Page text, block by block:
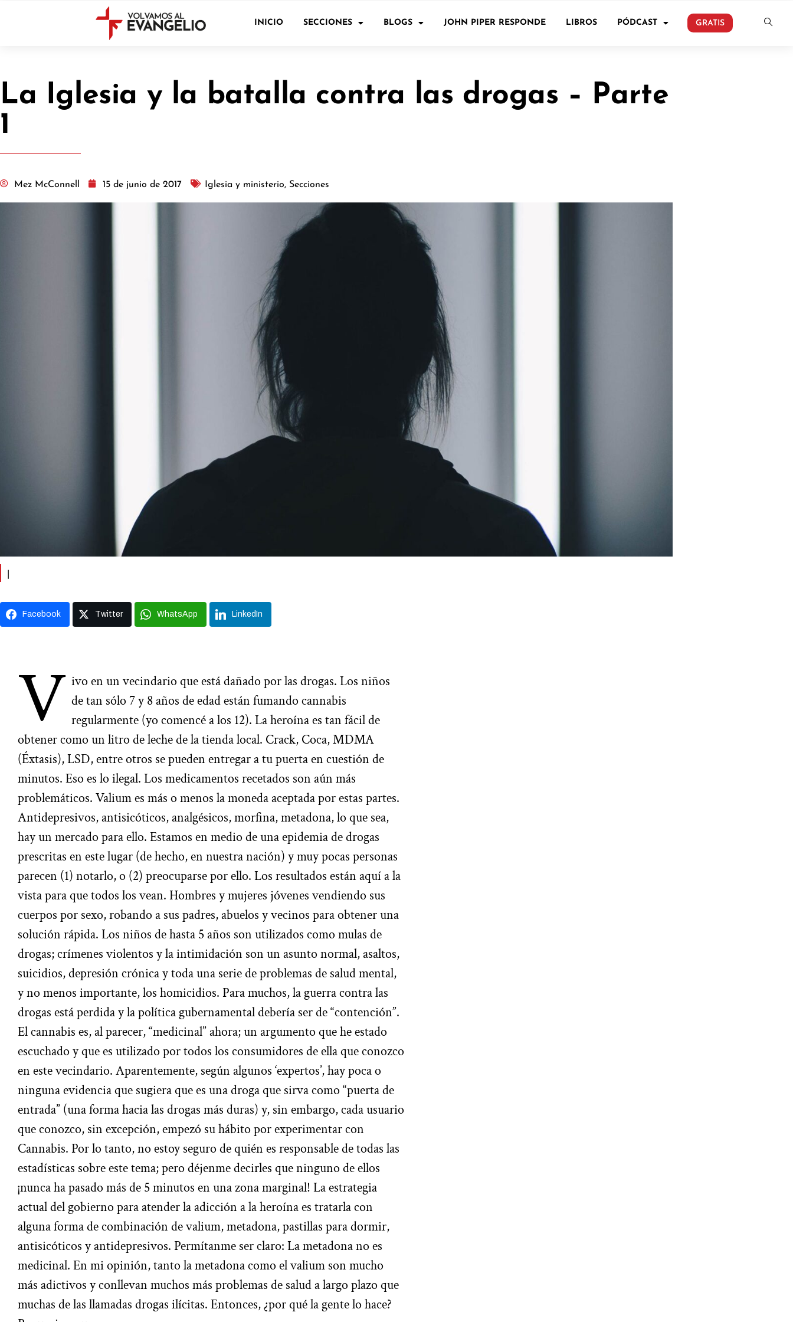
INICIO SECCIONES BLOGS JOHN PIPER RESPONDE LIBROS PÓDCAST GRATIS
La Iglesia y la batalla contra las drogas – Parte
1
Mez McConnell 15 de junio de 2017 Iglesia y ministerio, Secciones
Facebook Twitter WhatsApp LinkedIn
V ivo en un vecindario que está dañado por las drogas. Los niños
de tan sólo 7 y 8 años de edad están fumando cannabis
regularmente (yo comencé a los 12). La heroína es tan fácil de
obtener como un litro de leche de la tienda local. Crack, Coca, MDMA
(Éxtasis), LSD, entre otros se pueden entregar a tu puerta en cuestión de
minutos. Eso es lo ilegal. Los medicamentos recetados son aún más
problemáticos. Valium es más o menos la moneda aceptada por estas partes.
Antidepresivos, antisicóticos, analgésicos, morfina, metadona, lo que sea,
hay un mercado para ello. Estamos en medio de una epidemia de drogas
prescritas en este lugar (de hecho, en nuestra nación) y muy pocas personas
parecen (1) notarlo, o (2) preocuparse por ello. Los resultados están aquí a la
vista para que todos los vean. Hombres y mujeres jóvenes vendiendo sus
cuerpos por sexo, robando a sus padres, abuelos y vecinos para obtener una
solución rápida. Los niños de hasta 5 años son utilizados como mulas de
drogas; crímenes violentos y la intimidación son un asunto normal, asaltos,
suicidios, depresión crónica y toda una serie de problemas de salud mental,
y no menos importante, los homicidios. Para muchos, la guerra contra las
drogas está perdida y la política gubernamental debería ser de “contención”.
El cannabis es, al parecer, “medicinal” ahora; un argumento que he estado
escuchado y que es utilizado por todos los consumidores de ella que conozco
en este vecindario. Aparentemente, según algunos ‘expertos’, hay poca o
ninguna evidencia que sugiera que es una droga que sirva como “puerta de
entrada” (una forma hacia las drogas más duras) y, sin embargo, cada usuario
que conozco, sin excepción, empezó su hábito por experimentar con
Cannabis. Por lo tanto, no estoy seguro de quién es responsable de todas las
estadísticas sobre este tema; pero déjenme decirles que ninguno de ellos
¡nunca ha pasado más de 5 minutos en una zona marginal! La estrategia
actual del gobierno para atender la adicción a la heroína es tratarla con
alguna forma de combinación de valium, metadona, pastillas para dormir,
antisicóticos y antidepresivos. Permítanme ser claro: La metadona no es
medicinal. En mi opinión, tanto la metadona como el valium son mucho
más adictivos y conllevan muchos más problemas de salud a largo plazo que
muchas de las llamadas drogas ilícitas. Entonces, ¿por qué la gente lo hace?